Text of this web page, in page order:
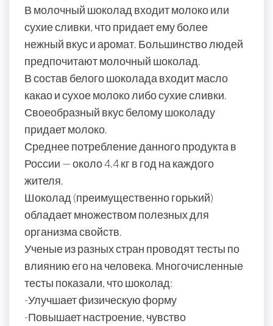
В молочный шоколад входит молоко или
сухие сливки, что придает ему более
нежный вкус и аромат. Большинство людей
предпочитают молочный шоколад.
В состав белого шоколада входит масло
какао и сухое молоко либо сухие сливки.
Своеобразный вкус белому шоколаду
придает молоко.
Среднее потребление данного продукта в
России — около 4.4 кг в год на каждого
жителя.
Шоколад (преимущественно горький)
обладает множеством полезных для
организма свойств.
Ученые из разных стран проводят тесты по
влиянию его на человека. Многочисленные
тесты показали, что шоколад:
-Улучшает физическую форму
-Повышает настроение, чувство